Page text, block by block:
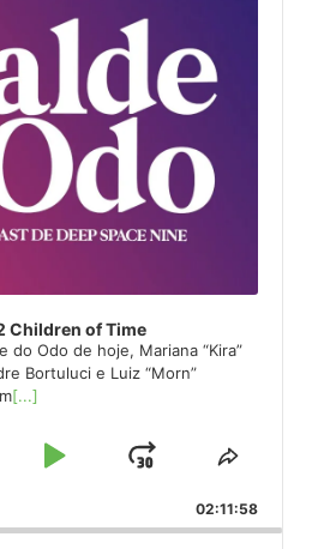
Children of Time
do Odo de hoje, Mariana “Kira”
Bortuluci e Luiz “Morn”
[...]
Play
Jump
Forward
Share
Episode
02:11:58